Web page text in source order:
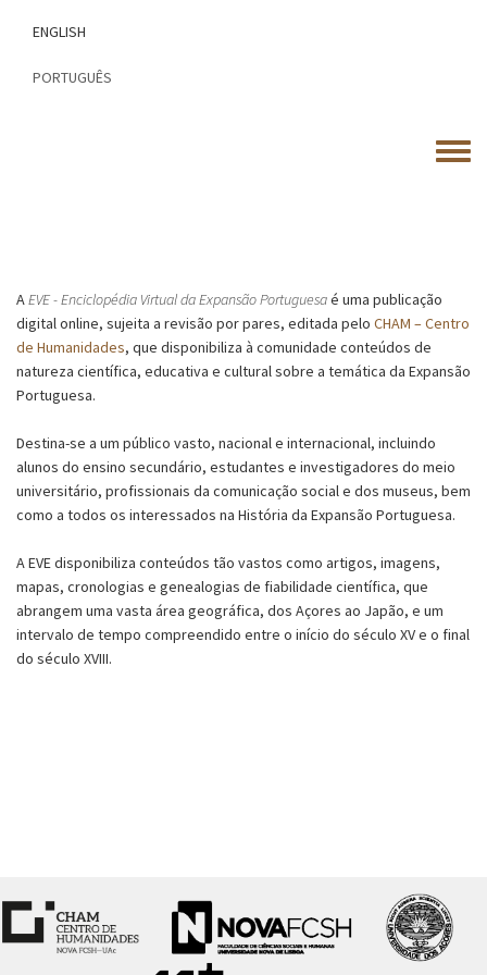
conteúdo
ENGLISH
PORTUGUÊS
Toggle
A EVE - Enciclopédia Virtual da Expansão Portuguesaé uma publicação
digital online, sujeita a revisão por pares, editada pelo CHAM – Centro
de Humanidades, que disponibiliza à comunidade conteúdos de
natureza científica, educativa e cultural sobre a temática da Expansão
Portuguesa.
Destina-se a um público vasto, nacional e internacional, incluindo
alunos do ensino secundário, estudantes e investigadores do meio
universitário, profissionais da comunicação social e dos museus, bem
como a todos os interessados na História da Expansão Portuguesa.
A EVE disponibiliza conteúdos tão vastos como artigos, imagens,
mapas, cronologias e genealogias de fiabilidade científica, que
abrangem uma vasta área geográfica, dos Açores ao Japão, e um
intervalo de tempo compreendido entre o início do século XV e o final
do século XVIII.